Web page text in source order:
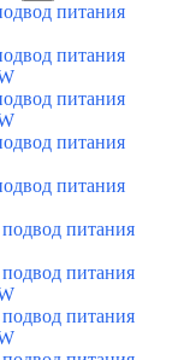
питания
питания
питания
питания
питания
питания
питания
питания